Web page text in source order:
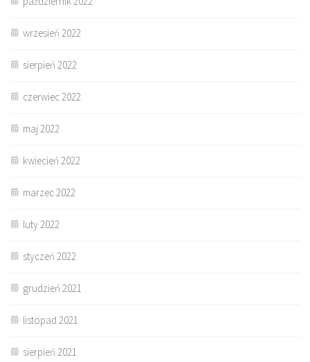
wrzesień 2022
sierpień 2022
czerwiec 2022
maj 2022
kwiecień 2022
marzec 2022
luty 2022
styczeń 2022
grudzień 2021
listopad 2021
sierpień 2021